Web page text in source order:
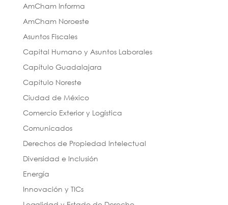
AmCham Informa
AmCham Noroeste
Asuntos Fiscales
Capital Humano y Asuntos Laborales
Capítulo Guadalajara
Capítulo Noreste
Ciudad de México
Comercio Exterior y Logística
Comunicados
Derechos de Propiedad Intelectual
Diversidad e Inclusión
Energía
Innovación y TICs